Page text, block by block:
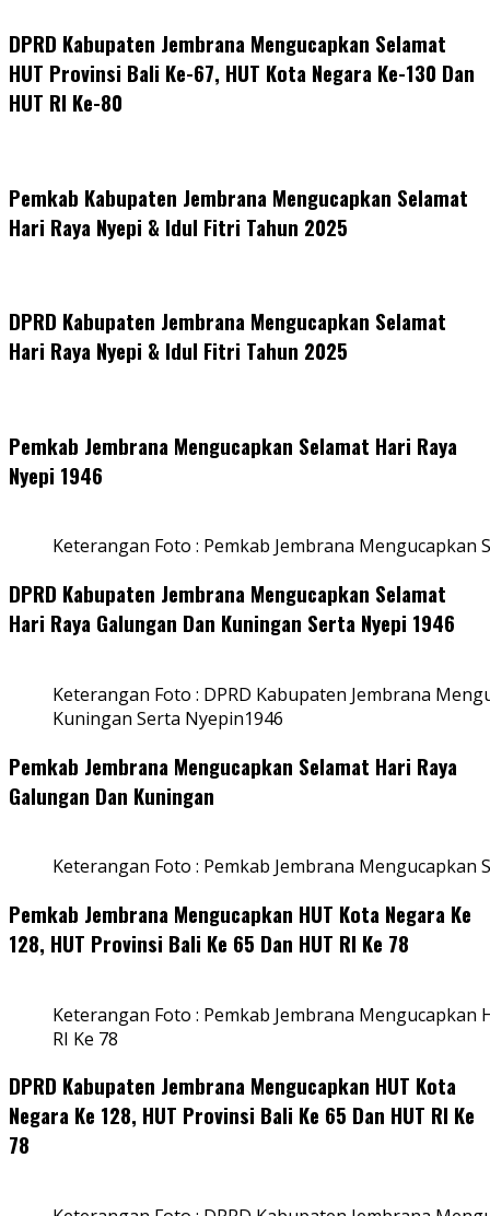
DPRD Kabupaten Jembrana Mengucapkan Selamat
HUT Provinsi Bali Ke-67, HUT Kota Negara Ke-130 Dan
HUT RI Ke-80
Pemkab Kabupaten Jembrana Mengucapkan Selamat
Hari Raya Nyepi & Idul Fitri Tahun 2025
DPRD Kabupaten Jembrana Mengucapkan Selamat
Hari Raya Nyepi & Idul Fitri Tahun 2025
Pemkab Jembrana Mengucapkan Selamat Hari Raya
Nyepi 1946
Keterangan Foto : Pemkab Jembrana Mengucapkan
DPRD Kabupaten Jembrana Mengucapkan Selamat
Hari Raya Galungan Dan Kuningan Serta Nyepi 1946
Keterangan Foto : DPRD Kabupaten Jembrana
Kuningan Serta Nyepin1946
Pemkab Jembrana Mengucapkan Selamat Hari Raya
Galungan Dan Kuningan
Keterangan Foto : Pemkab Jembrana Mengucapkan
Pemkab Jembrana Mengucapkan HUT Kota Negara Ke
128, HUT Provinsi Bali Ke 65 Dan HUT RI Ke 78
Keterangan Foto : Pemkab Jembrana Mengucapkan
RI Ke 78
DPRD Kabupaten Jembrana Mengucapkan HUT Kota
Negara Ke 128, HUT Provinsi Bali Ke 65 Dan HUT RI Ke
78